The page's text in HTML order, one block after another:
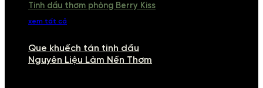
Tinh dầu thơm phòng Berry Kiss
xem tất cả
Que khuếch tán tinh dầu
Nguyên Liệu Làm Nến Thơm